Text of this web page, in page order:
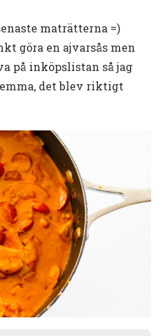
maträtterna =)
göra en ajvarsås men
på inköpslistan så jag
det blev riktigt